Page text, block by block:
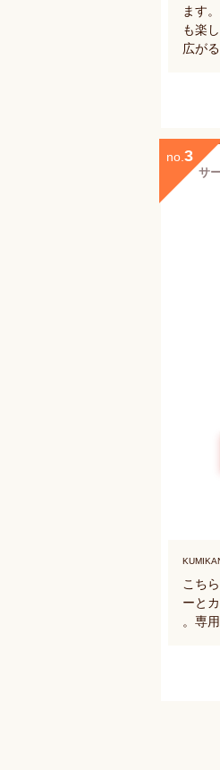
ます
も楽
広が
no. 3
こち
ーと
。専